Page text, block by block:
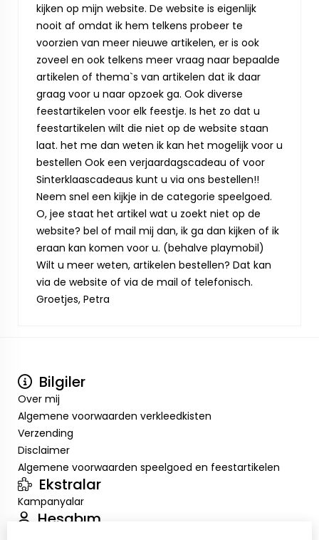
kijken op mijn website. De website is eigenlijk
nooit af omdat ik hem telkens probeer te
voorzien van meer nieuwe artikelen, er is ook
zoveel en ook telkens meer vraag naar bepaalde
artikelen of thema`s van artikelen dat ik daar
graag voor u naar opzoek ga. Ook diverse
feestartikelen voor elk feestje. Is het zo dat u
feestartikelen wilt die niet op de website staan
laat. het me dan weten ik kan het mogelijk voor u
bestellen Ook een verjaardagscadeau of voor
Sinterklaascadeaus kunt u via ons bestellen!!
Neem snel een kijkje in de categorie speelgoed.
O, jee staat het artikel wat u zoekt niet op de
website? bel of mail mij dan, ik ga dan kijken of ik
eraan kan komen voor u. (behalve playmobil)
Wilt u meer weten, artikelen bestellen? Dat kan
via de website of via de mail of telefonisch.
Groetjes, Petra
Bilgiler
Over mij
Algemene voorwaarden verkleedkisten
Verzending
Disclaimer
Algemene voorwaarden speelgoed en feestartikelen
Ekstralar
Kampanyalar
Hesabım